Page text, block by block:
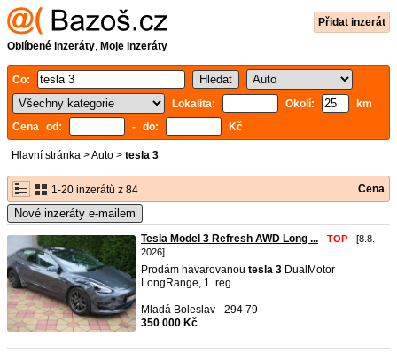
Přidat inzerát
Oblíbené inzeráty, Moje inzeráty
Co:
Lokalita:
Okolí:
km
Cena od:
- do: Kč
Hlavní stránka >Auto > tesla 3
1-20 inzerátů z 84 Cena
Nové inzeráty e-mailem
Tesla Model 3 Refresh AWD Long ... - TOP - [8.8.
2026]
Prodám havarovanou tesla 3 DualMotor
LongRange, 1. reg. ...
Mladá Boleslav - 294 79
350 000 Kč